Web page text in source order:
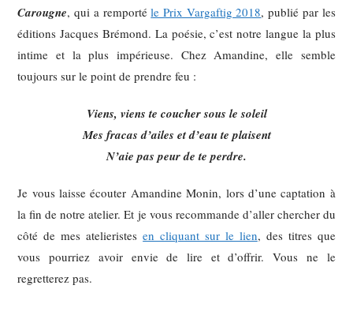
Carougne, qui a remportéle Prix Vargaftig 2018, publié par les
éditions Jacques Brémond. La poésie, c’est notre langue la plus
intime et la plus impérieuse. Chez Amandine, elle semble
toujours sur le point de prendre feu :
Viens, viens te coucher sous le soleil
Mes fracas d’ailes et d’eau te plaisent
N’aie pas peur de te perdre.
Je vous laisse écouter Amandine Monin, lors d’une captation à
la fin de notre atelier. Et je vous recommande d’aller chercher du
côté de mes atelieristesen cliquant sur le lien, des titres que
vous pourriez avoir envie de lire et d’offrir. Vous ne le
regretterez pas.